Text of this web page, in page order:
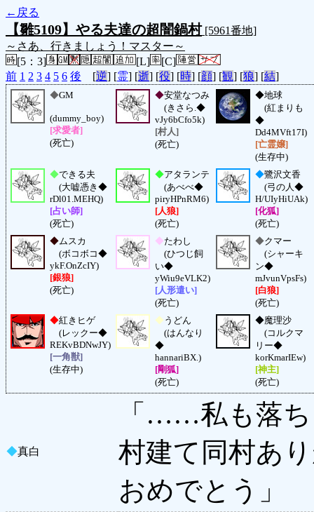
←戻る
【雛5109】やる夫達の超闇鍋村[5961番地]
～さあ、行きましょう！マスター～
[5：3]
[L]
[C]
前 1 2 3 4 5 6 後 [逆] [霊] [逝] [役] [時] [顔] [観] [狼] [結]
◆GM
(dummy_boy)
[求愛者]
(死亡)
◆安堂なつみ
(きさら.◆
vJy6bCfo5k)
[村人]
(死亡)
◆地球
(紅まりも
◆
Dd4MVft17I)
[亡霊嬢]
(生存中)
◆できる夫
(大嘘憑き◆
rDl01.MEHQ)
[占い師]
(死亡)
◆アタランテ
(あべべ◆
piryHPnRM6)
[人狼]
(死亡)
◆鷺沢文香
(弓の人◆
H/UIyHiUAk)
[化狐]
(死亡)
◆ムスカ
(ボコボコ◆
ykF.OnZcIY)
[銀狼]
(死亡)
◆たわし
(ひつじ飼
い◆
yWiu9eVLK2)
[人形遣い]
(死亡)
◆クマー
(シャーキ
ン◆
mJvunVpsFs)
[白狼]
(死亡)
◆紅きヒゲ
(レックー◆
REKvBDNwJY)
[一角獣]
(生存中)
◆ うどん
(はんなり
◆
hannariBX.)
[剛狐]
(死亡)
◆魔理沙
(コルクマ
リー◆
korKmarIEw)
[神主]
(死亡)
◆真白
「……私も落
村建て同村あ
おめでとう」